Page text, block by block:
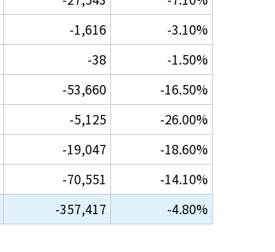
-1,616
-3.10%
-38
-1.50%
-53,660
-16.50%
-5,125
-26.00%
-19,047
-18.60%
-70,551
-14.10%
-357,417 -4.80%